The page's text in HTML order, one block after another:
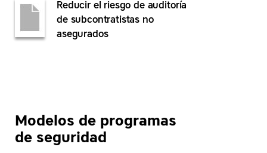
Reducir el riesgo de auditoría
de subcontratistas no
asegurados
Modelos de programas
de seguridad